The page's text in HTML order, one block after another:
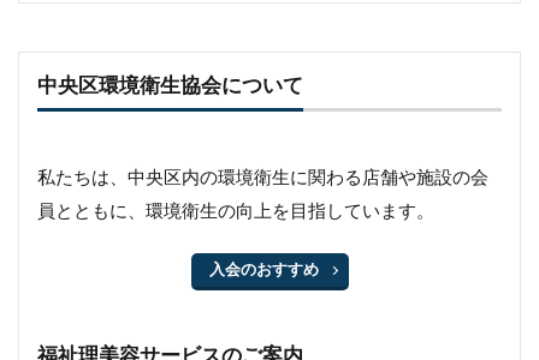
中央区環境衛生協会について
私たちは、中央区内の環境衛生に関わる店舗や施設の会
員とともに、環境衛生の向上を目指しています。
入会のおすすめ